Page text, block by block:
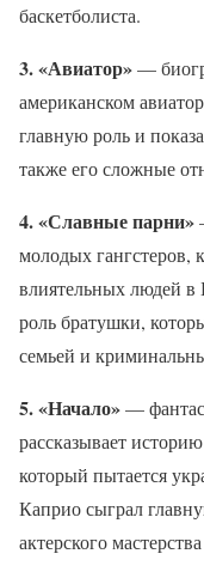
баскетболиста.
3. «Авиатор»—
американском
главную роль и
также его сложные
4. «Славные парни»
молодых гангстеров,
влиятельных людей
роль братушки,
семьей и
5. «Начало»—
рассказывает
который пытается
Каприо сыграл
актерского